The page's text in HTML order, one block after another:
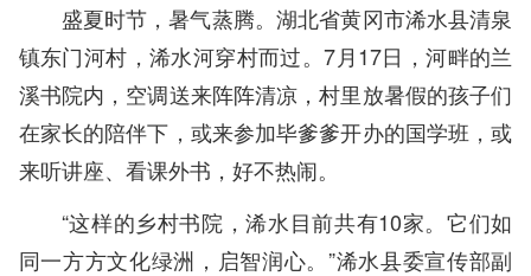
盛夏时节，暑气蒸腾。湖北省黄冈市浠水县清泉
镇东门河村，浠水河穿村而过。7月17日，河畔的兰
溪书院内，空调送来阵阵清凉，村里放暑假的孩子们
在家长的陪伴下，或来参加毕爹爹开办的国学班，或
来听讲座、看课外书，好不热闹。
“这样的乡村书院，浠水目前共有10家。它们如
同一方方文化绿洲，启智润心。”浠水县委宣传部副